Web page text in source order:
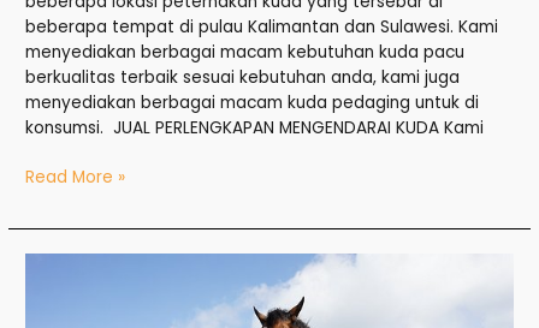
beberapa tempat di pulau Kalimantan dan Sulawesi. Kami
menyediakan berbagai macam kebutuhan kuda pacu
berkualitas terbaik sesuai kebutuhan anda, kami juga
menyediakan berbagai macam kuda pedaging untuk di
konsumsi. JUAL PERLENGKAPAN MENGENDARAI KUDA Kami
Read More »